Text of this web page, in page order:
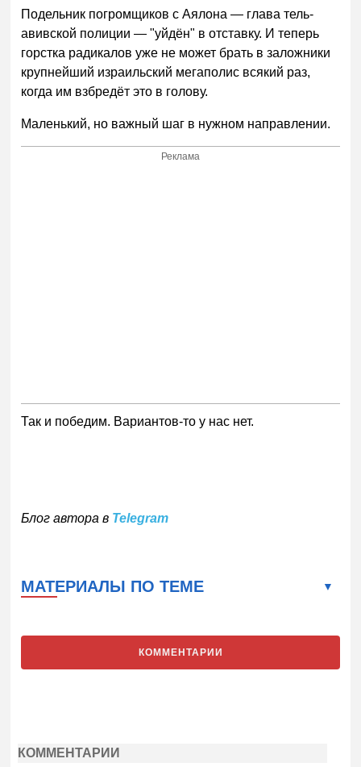
Подельник погромщиков с Аялона — глава тель-
авивской полиции — "уйдён" в отставку. И теперь
горстка радикалов уже не может брать в заложники
крупнейший израильский мегаполис всякий раз,
когда им взбредёт это в голову.
Маленький, но важный шаг в нужном направлении.
Реклама
Так и победим. Вариантов-то у нас нет.
Блог автора в Telegram
МАТЕРИАЛЫ ПО ТЕМЕ
КОММЕНТАРИИ
КОММЕНТАРИИ